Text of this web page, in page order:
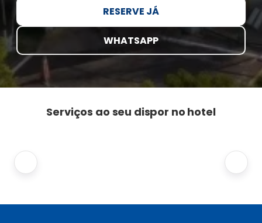
RESERVE JÁ
WHATSAPP
Serviços ao seu dispor no hotel